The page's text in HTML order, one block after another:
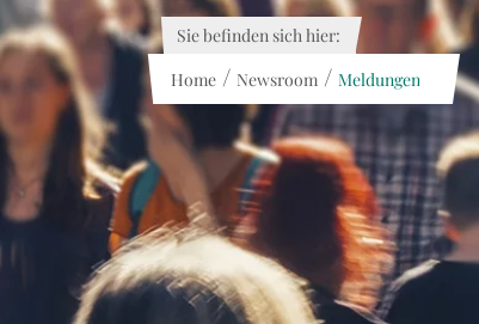
Sie befinden sich hier:
Home / Newsroom / Meldungen